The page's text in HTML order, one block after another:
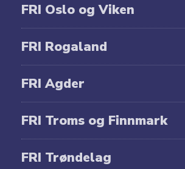
FRI Oslo og Viken
FRI Rogaland
FRI Agder
FRI Troms og Finnmark
FRI Trøndelag